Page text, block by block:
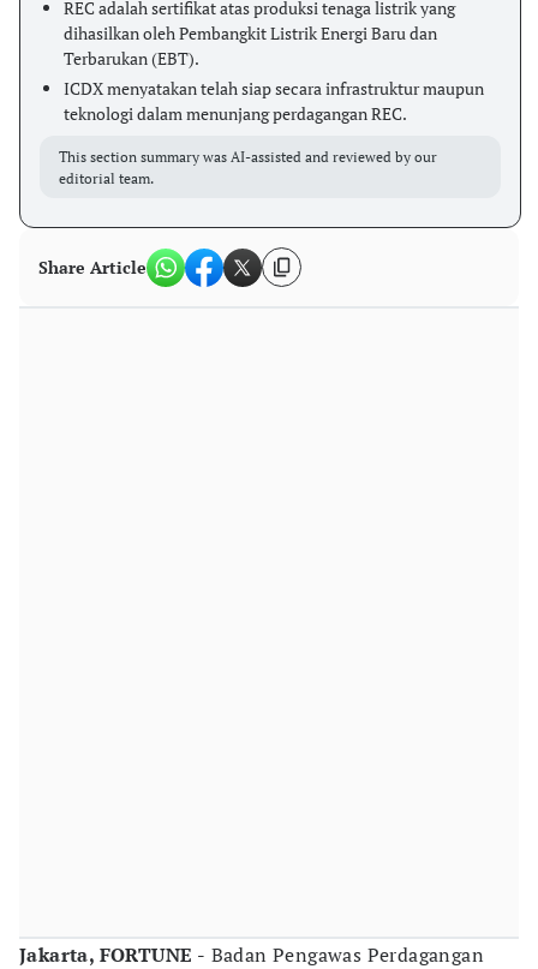
REC adalah sertifikat atas produksi tenaga listrik yang
dihasilkan oleh Pembangkit Listrik Energi Baru dan
Terbarukan (EBT).
ICDX menyatakan telah siap secara infrastruktur maupun
teknologi dalam menunjang perdagangan REC.
This section summary was AI-assisted and reviewed by our
editorial team.
Share Article
Jakarta, FORTUNE - Badan Pengawas Perdagangan